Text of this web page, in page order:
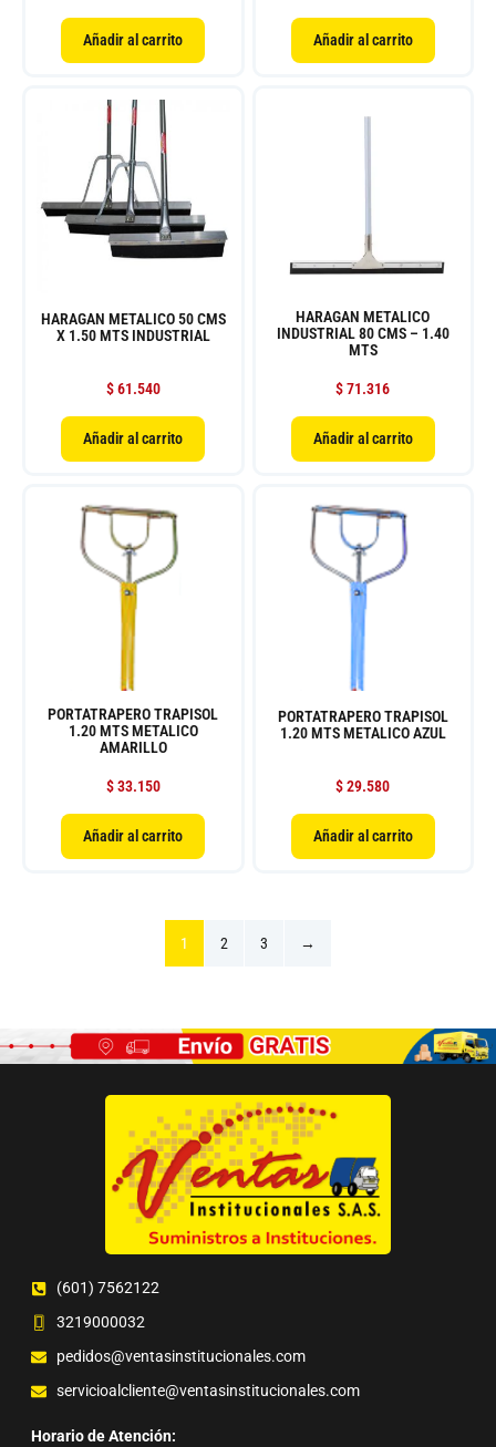
Añadir al carrito Añadir al carrito
HARAGAN METALICO 50 CMS
X 1.50 MTS INDUSTRIAL
$61.540
Añadir al carrito
HARAGAN METALICO
INDUSTRIAL 80 CMS – 1.40
MTS
$71.316
Añadir al carrito
PORTATRAPERO TRAPISOL
1.20 MTS METALICO
AMARILLO
$33.150
Añadir al carrito
PORTATRAPERO TRAPISOL
1.20 MTS METALICO AZUL
$29.580
Añadir al carrito
1 2 3 →
(601) 7562122
3219000032
pedidos@ventasinstitucionales.com
servicioalcliente@ventasinstitucionales.com
Horario de Atención: